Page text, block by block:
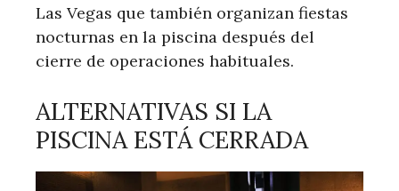
Las Vegas que también organizan fiestas
nocturnas en la piscina después del
cierre de operaciones habituales.
ALTERNATIVAS SI LA
PISCINA ESTÁ CERRADA